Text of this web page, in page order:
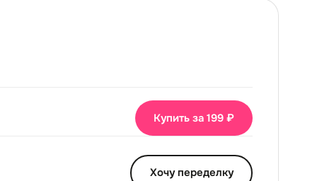
Купить за 199 ₽
Хочу переделку